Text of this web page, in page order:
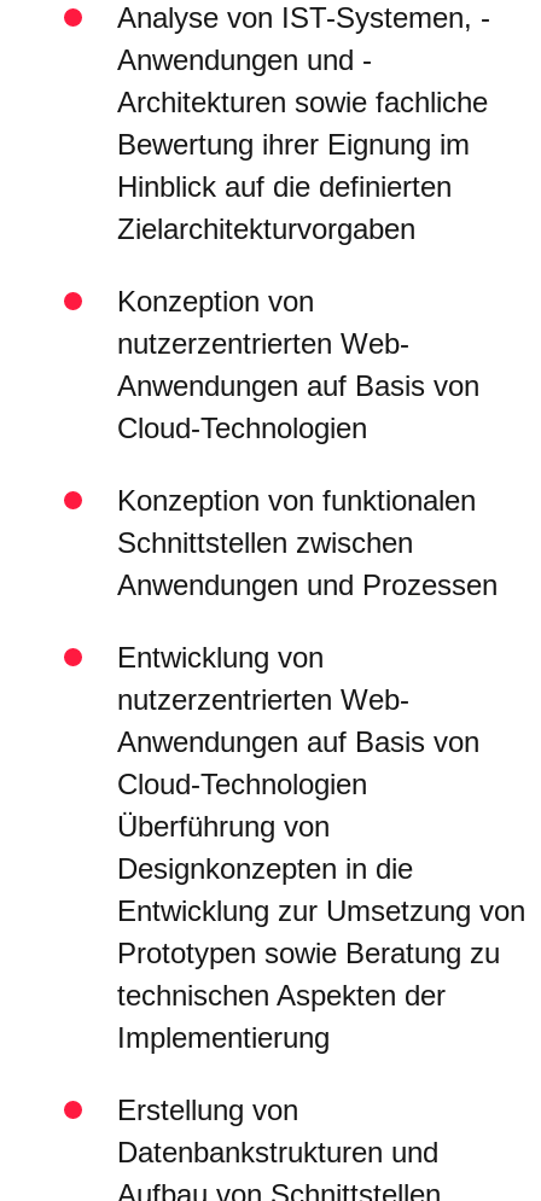
Analyse von IST-Systemen, -
Anwendungen und -
Architekturen sowie fachliche
Bewertung ihrer Eignung im
Hinblick auf die definierten
Zielarchitekturvorgaben
Konzeption von
nutzerzentrierten Web-
Anwendungen auf Basis von
Cloud-Technologien
Konzeption von funktionalen
Schnittstellen zwischen
Anwendungen und Prozessen
Entwicklung von
nutzerzentrierten Web-
Anwendungen auf Basis von
Cloud-Technologien
Überführung von
Designkonzepten in die
Entwicklung zur Umsetzung von
Prototypen sowie Beratung zu
technischen Aspekten der
Implementierung
Erstellung von
Datenbankstrukturen und
Aufbau von Schnittstellen